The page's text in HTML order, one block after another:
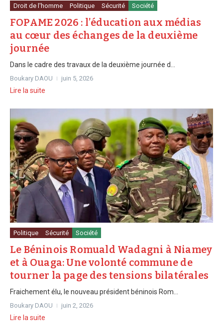
Droit de l'homme Politique Sécurité Société
FOPAME 2026 : l’éducation aux médias
au cœur des échanges de la deuxième
journée
Dans le cadre des travaux de la deuxième journée d...
Boukary DAOU juin 5, 2026
Lire la suite
Politique Sécurité Société
Le Béninois Romuald Wadagni à Niamey
et à Ouaga: Une volonté commune de
tourner la page des tensions bilatérales
Fraichement élu, le nouveau président béninois Rom...
Boukary DAOU juin 2, 2026
Lire la suite